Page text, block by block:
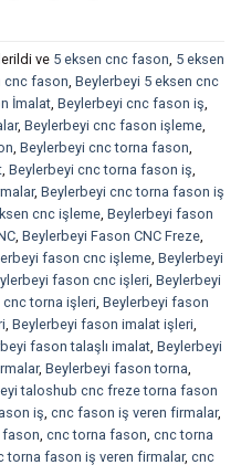
ve 5 eksen cnc fason, 5 eksen
cnc fason, Beylerbeyi 5 eksen cnc
İmalat, Beylerbeyi cnc fason iş,
, Beylerbeyi cnc fason işleme,
, Beylerbeyi cnc torna fason,
, Beylerbeyi cnc torna fason iş,
, Beylerbeyi cnc torna fason iş
cnc işleme, Beylerbeyi fason
, Beylerbeyi Fason CNC Freze,
fason cnc işleme, Beylerbeyi
fason cnc işleri, Beylerbeyi
torna işleri, Beylerbeyi fason
, Beylerbeyi fason imalat işleri,
fason talaşlı imalat, Beylerbeyi
, Beylerbeyi fason torna,
taloshub cnc freze torna fason
iş, cnc fason iş veren firmalar,
fason, cnc torna fason, cnc torna
torna fason iş veren firmalar, cnc